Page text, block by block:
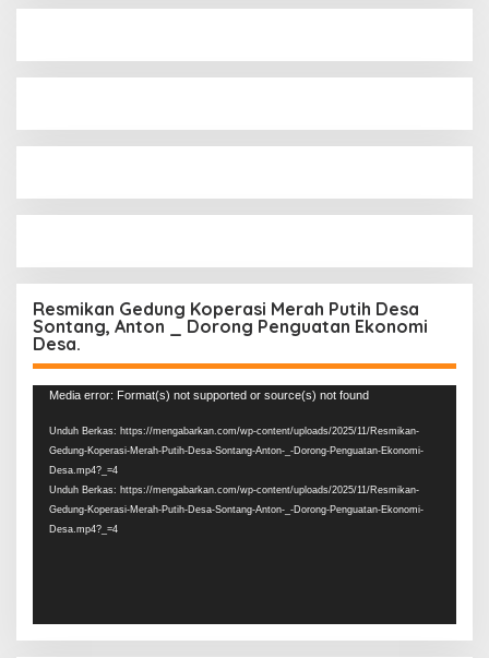
Resmikan Gedung Koperasi Merah Putih Desa
Sontang, Anton _ Dorong Penguatan Ekonomi
Desa.
Pemutar
Media error: Format(s) not supported or source(s) not found
Unduh Berkas: https://mengabarkan.com/wp-content/uploads/2025/11/Resmikan-
Gedung-Koperasi-Merah-Putih-Desa-Sontang-Anton-_-Dorong-Penguatan-Ekonomi-
Desa.mp4?_=4
Unduh Berkas: https://mengabarkan.com/wp-content/uploads/2025/11/Resmikan-
Gedung-Koperasi-Merah-Putih-Desa-Sontang-Anton-_-Dorong-Penguatan-Ekonomi-
Desa.mp4?_=4